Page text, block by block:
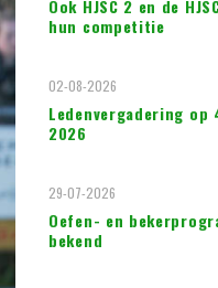
Ook HJSC 2 en de
hun competitie
Ledenvergadering op
2026
02-08-2026
Oefen- en
bekend
29-07-2026